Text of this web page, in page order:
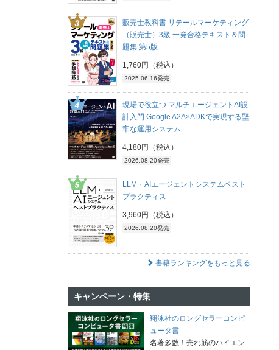
販売士教科書 リテールマーケティング
（販売士）3級 一発合格テキスト＆問
題集 第5版
1,760円（税込）
2025.06.16発売
現場で役立つ マルチエージェントAI設
計入門 Google A2A×ADKで実現する堅
牢な運用システム
4,180円（税込）
2026.08.20発売
LLM・AIエージェントシステムベスト
プラクティス
3,960円（税込）
2026.08.20発売
書籍ランキングをもっと見る
キャンペーン・特集
翔泳社のロングセラーコンピ
ュータ書
名著多数！売れ筋のハイエン